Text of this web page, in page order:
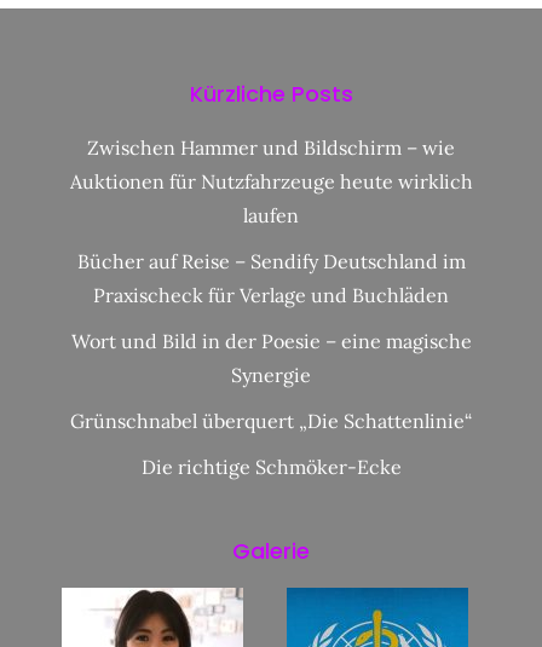
Kürzliche Posts
Zwischen Hammer und Bildschirm – wie
Auktionen für Nutzfahrzeuge heute wirklich
laufen
Bücher auf Reise – Sendify Deutschland im
Praxischeck für Verlage und Buchläden
Wort und Bild in der Poesie – eine magische
Synergie
Grünschnabel überquert „Die Schattenlinie“
Die richtige Schmöker-Ecke
Galerie